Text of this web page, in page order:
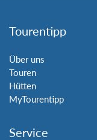
Tourentipp
Über uns
Touren
Hütten
MyTourentipp
Service